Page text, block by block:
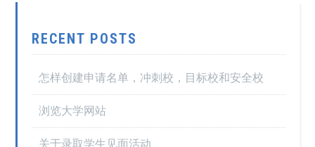
RECENT POSTS
怎样创建申请名单，冲刺校，目标校和安全校
浏览大学网站
关于录取学生见面活动